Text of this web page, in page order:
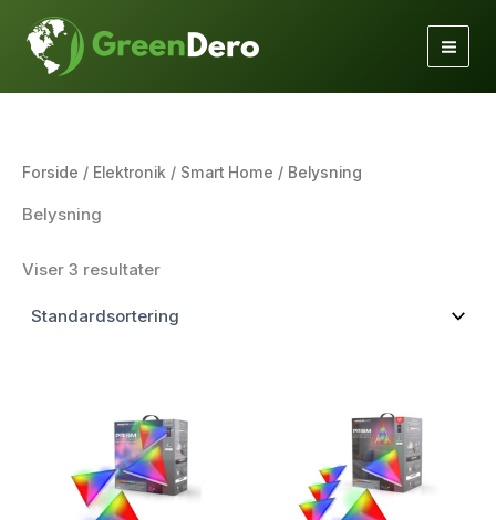
indholdet
Forside / Elektronik / Smart Home / Belysning
Belysning
Viser 3 resultater